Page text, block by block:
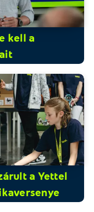
kell a
a Yettel